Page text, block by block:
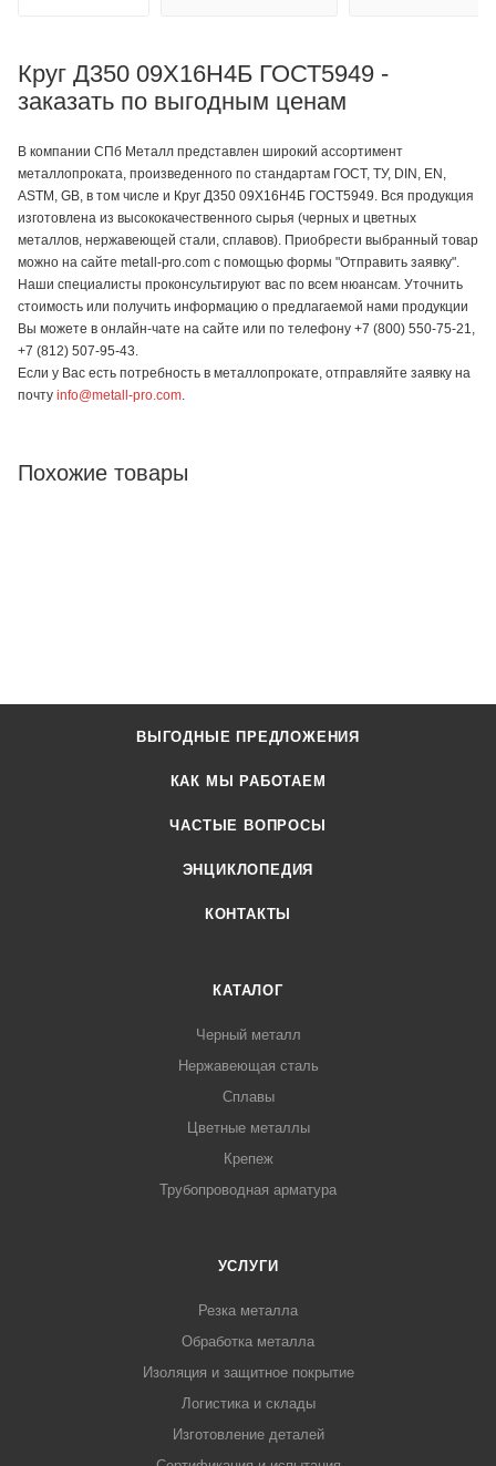
Круг Д350 09Х16Н4Б ГОСТ5949 -
заказать по выгодным ценам
В компании СПб Металл представлен широкий ассортимент
металлопроката, произведенного по стандартам ГОСТ, ТУ, DIN, EN,
ASTM, GB, в том числе и Круг Д350 09Х16Н4Б ГОСТ5949. Вся продукция
изготовлена из высококачественного сырья (черных и цветных
металлов, нержавеющей стали, сплавов). Приобрести выбранный товар
можно на сайте metall-pro.com с помощью формы "Отправить заявку".
Наши специалисты проконсультируют вас по всем нюансам. Уточнить
стоимость или получить информацию о предлагаемой нами продукции
Вы можете в онлайн-чате на сайте или по телефону +7 (800) 550-75-21,
+7 (812) 507-95-43.
Если у Вас есть потребность в металлопрокате, отправляйте заявку на
почту info@metall-pro.com
Похожие товары
ВЫГОДНЫЕ ПРЕДЛОЖЕНИЯ
КАК МЫ РАБОТАЕМ
ЧАСТЫЕ ВОПРОСЫ
ЭНЦИКЛОПЕДИЯ
КОНТАКТЫ
КАТАЛОГ
Черный металл
Нержавеющая сталь
Сплавы
Цветные металлы
Крепеж
Трубопроводная арматура
УСЛУГИ
Резка металла
Обработка металла
Изоляция и защитное покрытие
Логистика и склады
Изготовление деталей